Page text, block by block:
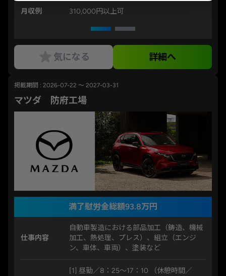
月収例 310,000円以上可
気になる 詳細へ
掲載期間 : 2026-07-22 ～ 2027-03-31
マツダ 防府工場
満了慰労金総額93.8万円
仕事内容
自動車製造における部品加工（鋳造、機械
加工、熱処理、プレス）、組立（エンジ
ン、車体、車両）、塗装など
[1] 昼勤／8：25～17：10 （休憩時間／